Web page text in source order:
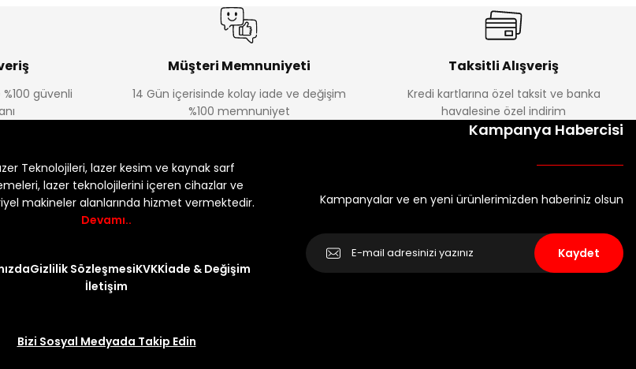
%100 güvenli
Müşteri Memnuniyeti
14 Gün içerisinde kolay iade ve değişim
%100 memnuniyet
Taksitli Alışveriş
Kredi kartlarına özel taksit ve banka
havalesine özel indirim
Teknolojileri, lazer kesim ve kaynak sarf
lazer teknolojilerini içeren cihazlar ve
makineler alanlarında hizmet vermektedir.
Devamı..
Gizlilik SözleşmesiKVKKİade & Değişim
İletişim
Bizi Sosyal Medyada Takip Edin
Kampanya Habercisi
Kampanyalar ve en yeni ürünlerimizden haberiniz olsun
Kaydet